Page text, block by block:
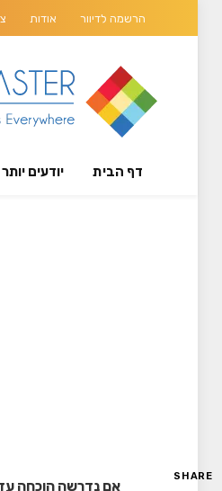
הרשמה לדיוור אודות
דף הבית יודעים יותר
SHARE